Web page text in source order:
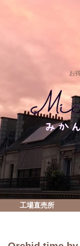
お
工場直売所